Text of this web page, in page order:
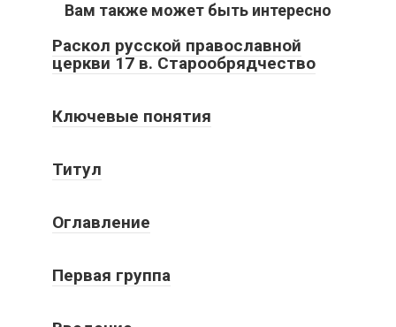
Вам также может быть интересно
Раскол русской православной
церкви 17 в. Старообрядчество
Ключевые понятия
Титул
Оглавление
Первая группа